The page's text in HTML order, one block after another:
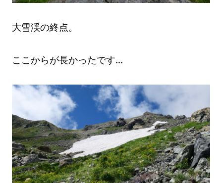
大雪渓の終点。
ここからが長かったです…